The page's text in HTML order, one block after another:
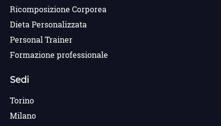
Ricomposizione Corporea
Dieta Personalizzata
Personal Trainer
Formazione professionale
Sedi
Torino
Milano